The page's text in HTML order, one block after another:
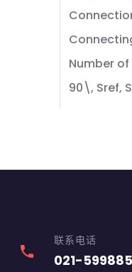
Number of
90\, Sref,
phone
联系电话
021-